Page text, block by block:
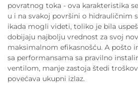
povratnog toka - ova karakteristika
u i na svakoj površini o hidrauličnim
ikada mogli videti, toliko je bila
dobijaju najbolju vrednost za svoj
maksimalnom efikasnošću. A pošto
sa performansama sa pravilno
ventilom, manje zastoja štedi
povećava ukupni izlaz.